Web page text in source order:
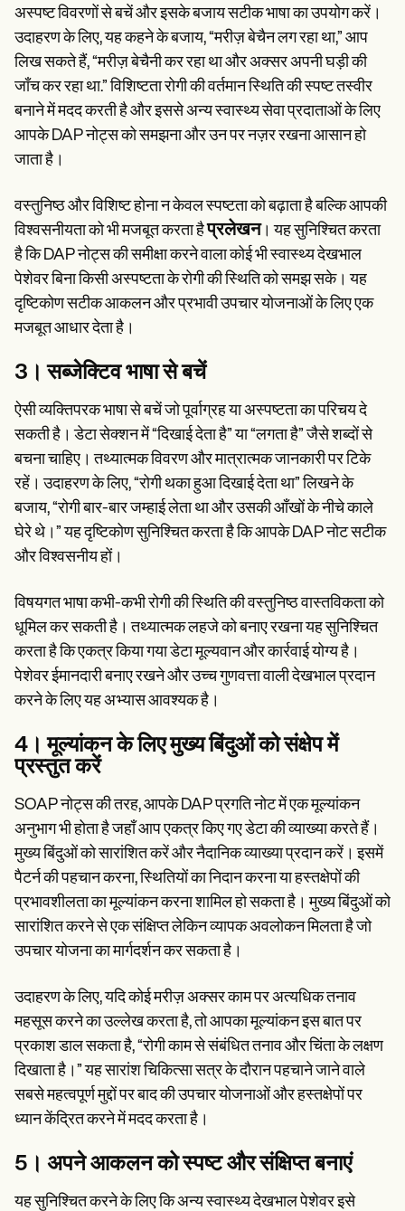
अस्पष्ट विवरणों से बचें और इसके बजाय सटीक भाषा का उपयोग करें।
उदाहरण के लिए, यह कहने के बजाय, “मरीज़ बेचैन लग रहा था,” आप
लिख सकते हैं, “मरीज़ बेचैनी कर रहा था और अक्सर अपनी घड़ी की
जाँच कर रहा था.” विशिष्टता रोगी की वर्तमान स्थिति की स्पष्ट तस्वीर
बनाने में मदद करती है और इससे अन्य स्वास्थ्य सेवा प्रदाताओं के लिए
आपके DAP नोट्स को समझना और उन पर नज़र रखना आसान हो
जाता है।
वस्तुनिष्ठ और विशिष्ट होना न केवल स्पष्टता को बढ़ाता है बल्कि आपकी
विश्वसनीयता को भी मजबूत करता हैप्रलेखन। यह सुनिश्चित करता
है कि DAP नोट्स की समीक्षा करने वाला कोई भी स्वास्थ्य देखभाल
पेशेवर बिना किसी अस्पष्टता के रोगी की स्थिति को समझ सके। यह
दृष्टिकोण सटीक आकलन और प्रभावी उपचार योजनाओं के लिए एक
मजबूत आधार देता है।
3। सब्जेक्टिव भाषा से बचें
ऐसी व्यक्तिपरक भाषा से बचें जो पूर्वाग्रह या अस्पष्टता का परिचय दे
सकती है। डेटा सेक्शन में “दिखाई देता है” या “लगता है” जैसे शब्दों से
बचना चाहिए। तथ्यात्मक विवरण और मात्रात्मक जानकारी पर टिके
रहें। उदाहरण के लिए, “रोगी थका हुआ दिखाई देता था” लिखने के
बजाय, “रोगी बार-बार जम्हाई लेता था और उसकी आँखों के नीचे काले
घेरे थे।” यह दृष्टिकोण सुनिश्चित करता है कि आपके DAP नोट सटीक
और विश्वसनीय हों।
विषयगत भाषा कभी-कभी रोगी की स्थिति की वस्तुनिष्ठ वास्तविकता को
धूमिल कर सकती है। तथ्यात्मक लहजे को बनाए रखना यह सुनिश्चित
करता है कि एकत्र किया गया डेटा मूल्यवान और कार्रवाई योग्य है।
पेशेवर ईमानदारी बनाए रखने और उच्च गुणवत्ता वाली देखभाल प्रदान
करने के लिए यह अभ्यास आवश्यक है।
4। मूल्यांकन के लिए मुख्य बिंदुओं को संक्षेप में
प्रस्तुत करें
SOAP नोट्स की तरह, आपके DAP प्रगति नोट में एक मूल्यांकन
अनुभाग भी होता है जहाँ आप एकत्र किए गए डेटा की व्याख्या करते हैं।
मुख्य बिंदुओं को सारांशित करें और नैदानिक व्याख्या प्रदान करें। इसमें
पैटर्न की पहचान करना, स्थितियों का निदान करना या हस्तक्षेपों की
प्रभावशीलता का मूल्यांकन करना शामिल हो सकता है। मुख्य बिंदुओं को
सारांशित करने से एक संक्षिप्त लेकिन व्यापक अवलोकन मिलता है जो
उपचार योजना का मार्गदर्शन कर सकता है।
उदाहरण के लिए, यदि कोई मरीज़ अक्सर काम पर अत्यधिक तनाव
महसूस करने का उल्लेख करता है, तो आपका मूल्यांकन इस बात पर
प्रकाश डाल सकता है, “रोगी काम से संबंधित तनाव और चिंता के लक्षण
दिखाता है।” यह सारांश चिकित्सा सत्र के दौरान पहचाने जाने वाले
सबसे महत्वपूर्ण मुद्दों पर बाद की उपचार योजनाओं और हस्तक्षेपों पर
ध्यान केंद्रित करने में मदद करता है।
5। अपने आकलन को स्पष्ट और संक्षिप्त बनाएं
यह सुनिश्चित करने के लिए कि अन्य स्वास्थ्य देखभाल पेशेवर इसे